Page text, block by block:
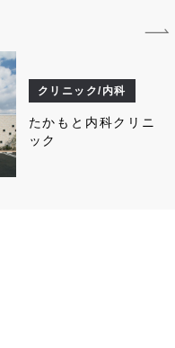
クリニック/内科
たかもと内科クリニ
ック